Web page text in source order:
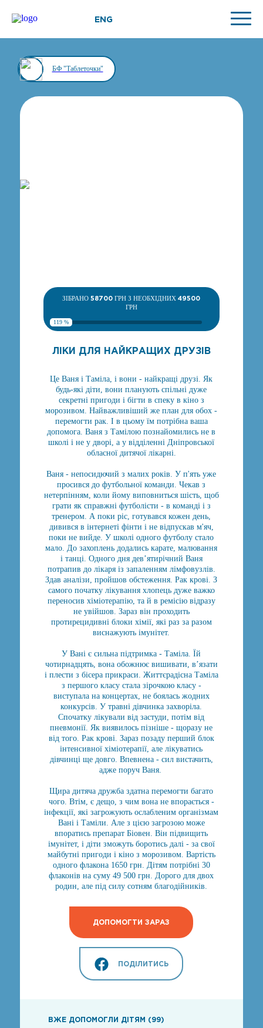
ENG
БФ "Таблеточки"
ЗІБРАНО58700 ГРН З НЕОБХІДНИХ49500
ГРН
119 %
ЛІКИ ДЛЯ НАЙКРАЩИХ ДРУЗІВ
Це Ваня і Таміла, і вони - найкращі друзі. Як
будь-які діти, вони планують спільні дуже
секретні пригоди і бігти в спеку в кіно з
морозивом. Найважливіший же план для обох -
перемогти рак. І в цьому їм потрібна ваша
допомога. Ваня з Тамілою познайомились не в
школі і не у дворі, а у відділенні Дніпровської
обласної дитячої лікарні.
Ваня - непосидючий з малих років. У п'ять уже
просився до футбольної команди. Чекав з
нетерпінням, коли йому виповниться шість, щоб
грати як справжні футболісти - в команді і з
тренером. А поки ріс, готувався кожен день,
дивився в інтернеті фінти і не відпускав м'яч,
поки не вийде. У школі одного футболу стало
мало. До захоплень додались карате, малювання
і танці. Одного дня дев’ятирічний Ваня
потрапив до лікаря із запаленням лімфовузлів.
Здав аналізи, пройшов обстеження. Рак крові. З
самого початку лікування хлопець дуже важко
переносив хіміотерапію, та й в ремісію відразу
не увійшов. Зараз він проходить
протирецидивні блоки хімії, які раз за разом
виснажують імунітет.
У Вані є сильна підтримка - Таміла. Їй
чотирнадцять, вона обожнює вишивати, в’язати
і плести з бісера прикраси. Життєрадісна Таміла
з першого класу стала зірочкою класу -
виступала на концертах, не боялась жодних
конкурсів. У травні дівчинка захворіла.
Спочатку лікували від застуди, потім від
пневмонії. Як виявилось пізніше - щоразу не
від того. Рак крові. Зараз позаду перший блок
інтенсивної хіміотерапії, але лікуватись
дівчинці ще довго. Впевнена - сил вистачить,
адже поруч Ваня.
Щира дитяча дружба здатна перемогти багато
чого. Втім, є дещо, з чим вона не впорається -
інфекції, які загрожують ослабленим організмам
Вані і Таміли. Але з цією загрозою може
впоратись препарат Біовен. Він підвищить
імунітет, і діти зможуть боротись далі - за свої
майбутні пригоди і кіно з морозивом. Вартість
одного флакона 1650 грн. Дітям потрібні 30
флаконів на суму 49 500 грн. Дорого для двох
родин, але під силу сотням благодійників.
ДОПОМОГТИ ЗАРАЗ
ПОДІЛИТИСЬ
ВЖЕ ДОПОМОГЛИ ДІТЯМ (99)